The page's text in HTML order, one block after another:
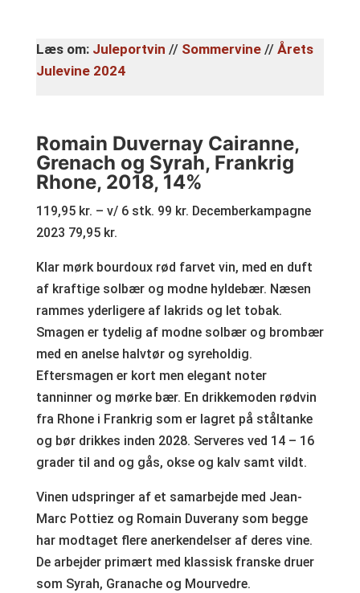
Læs om: Juleportvin // Sommervine// Årets
Julevine 2024
Romain Duvernay Cairanne,
Grenach og Syrah, Frankrig
Rhone, 2018, 14%
119,95 kr. – v/ 6 stk. 99 kr. Decemberkampagne
2023 79,95 kr.
Klar mørk bourdoux rød farvet vin, med en duft
af kraftige solbær og modne hyldebær. Næsen
rammes yderligere af lakrids og let tobak.
Smagen er tydelig af modne solbær og brombær
med en anelse halvtør og syreholdig.
Eftersmagen er kort men elegant noter
tanninner og mørke bær. En drikkemoden rødvin
fra Rhone i Frankrig som er lagret på ståltanke
og bør drikkes inden 2028. Serveres ved 14 – 16
grader til and og gås, okse og kalv samt vildt.
Vinen udspringer af et samarbejde med Jean-
Marc Pottiez og Romain Duverany som begge
har modtaget flere anerkendelser af deres vine.
De arbejder primært med klassisk franske druer
som Syrah, Granache og Mourvedre.